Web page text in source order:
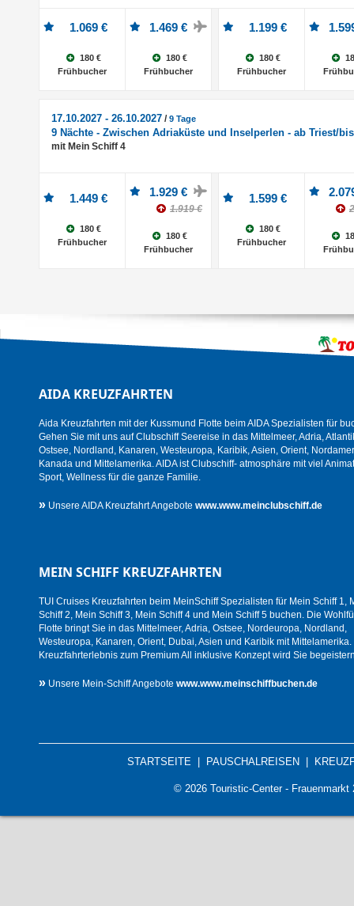
1.069 €
180 €
Frühbucher
1.469 €
180 €
Frühbucher
1.199 €
180 €
Frühbucher
17.10.2027 - 26.10.2027 /9 Tage
9 Nächte - Zwischen Adriaküste und Inselperlen - ab Triest/
mit Mein Schiff 4
1.449 €
180 €
Frühbucher
1.929 €
1.919 €
180 €
Frühbucher
1.599 €
180 €
Frühbucher
AIDA KREUZFAHRTEN
Aida Kreuzfahrten mit der Kussmund Flotte beim AIDA Spezialisten für
Gehen Sie mit uns auf Clubschiff Seereise in das Mittelmeer, Adria,
Ostsee, Nordland, Kanaren, Westeuropa, Karibik, Asien, Orient,
Kanada und Mittelamerika. AIDA ist Clubschiff- atmosphäre mit viel
Sport, Wellness für die ganze Familie.
» Unsere AIDA Kreuzfahrt Angebote www.www.meinclubschiff.de
MEIN SCHIFF KREUZFAHRTEN
TUI Cruises Kreuzfahrten beim MeinSchiff Spezialisten für Mein Schiff 1,
Schiff 2, Mein Schiff 3, Mein Schiff 4 und Mein Schiff 5 buchen. Die
Flotte bringt Sie in das Mittelmeer, Adria, Ostsee, Nordeuropa, Nordland,
Westeuropa, Kanaren, Orient, Dubai, Asien und Karibik mit Mittelamerika.
Kreuzfahrterlebnis zum Premium All inklusive Konzept wird Sie
» Unsere Mein-Schiff Angebote www.www.meinschiffbuchen.de
STARTSEITE| PAUSCHALREISEN
© 2026 Touristic-Center -